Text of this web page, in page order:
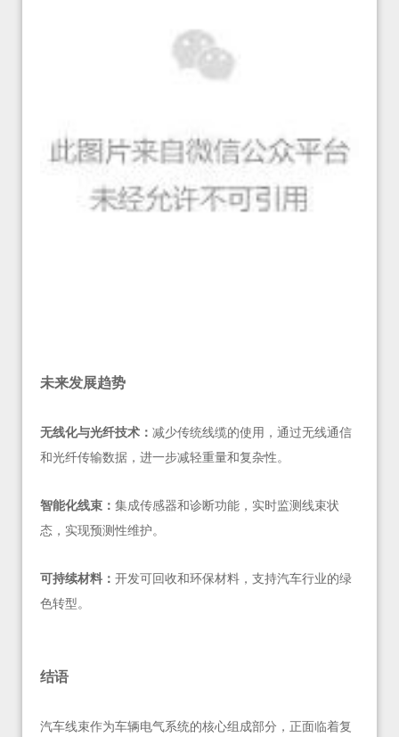
未来发展趋势
无线化与光纤技术： 减少传统线缆的使用，通过无线通信
和光纤传输数据，进一步减轻重量和复杂性。
智能化线束： 集成传感器和诊断功能，实时监测线束状
态，实现预测性维护。
可持续材料： 开发可回收和环保材料，支持汽车行业的绿
色转型。
结语
汽车线束作为车辆电气系统的核心组成部分，正面临着复